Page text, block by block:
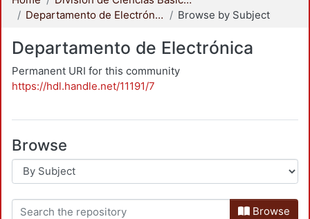
Departamento de Electrónica
Browse by Subject
Departamento de Electrónica
Permanent URI for this community
https://hdl.handle.net/11191/7
Browse
Browse